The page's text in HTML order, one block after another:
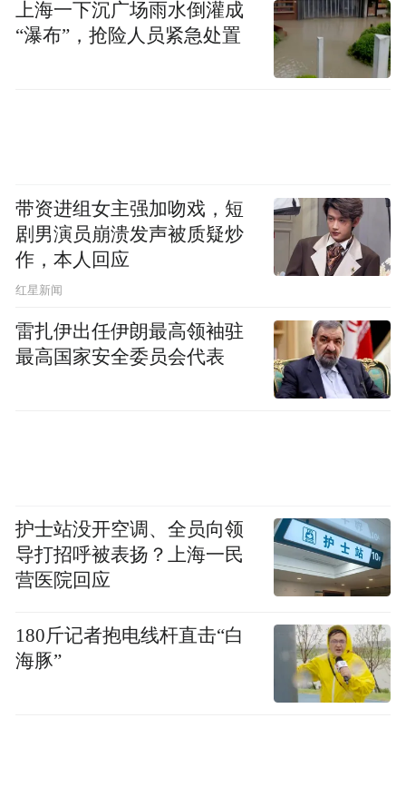
上海一下沉广场雨水倒灌成
“瀑布”，抢险人员紧急处置
带资进组女主强加吻戏，短
剧男演员崩溃发声被质疑炒
作，本人回应
​红星新闻
雷扎伊出任伊朗最高领袖驻
最高国家安全委员会代表
护士站没开空调、全员向领
导打招呼被表扬？上海一民
营医院回应
180斤记者抱电线杆直击“白
海豚”